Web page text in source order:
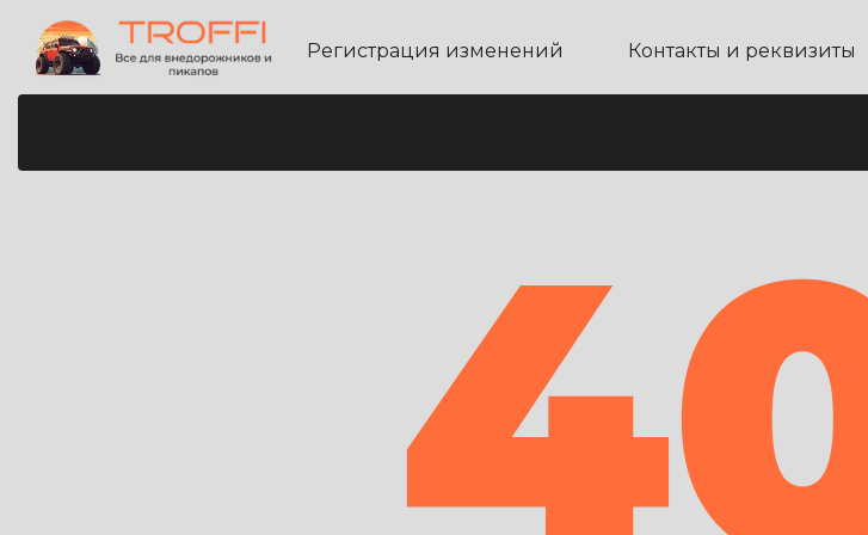
Регистрация изменений Контакты и реквизиты